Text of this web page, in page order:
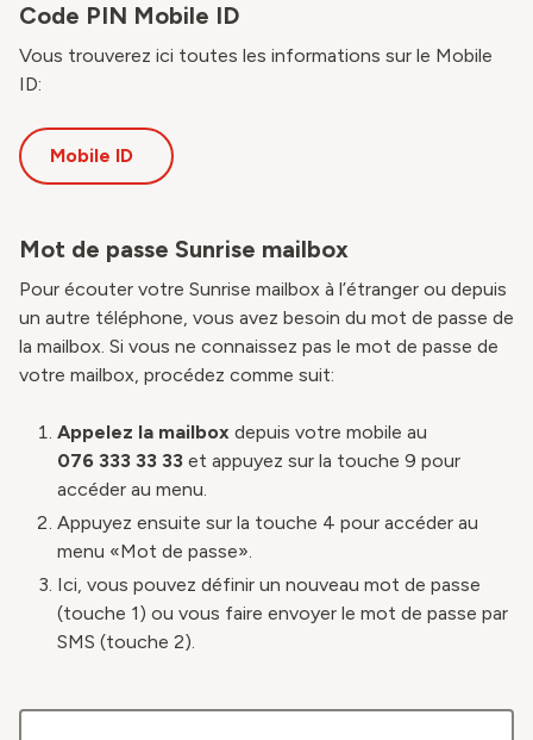
Code PIN Mobile ID
Vous trouverez ici toutes les informations sur le Mobile
ID:
Mobile ID
Mot de passe Sunrise mailbox
Pour écouter votre Sunrise mailbox à l’étranger ou depuis
un autre téléphone, vous avez besoin du mot de passe de
la mailbox. Si vous ne connaissez pas le mot de passe de
votre mailbox, procédez comme suit:
Appelez la mailbox depuis votre mobile au
076 333 33 33 et appuyez sur la touche 9 pour
accéder au menu.
Appuyez ensuite sur la touche 4 pour accéder au
menu «Mot de passe».
Ici, vous pouvez définir un nouveau mot de passe
(touche 1) ou vous faire envoyer le mot de passe par
SMS (touche 2).